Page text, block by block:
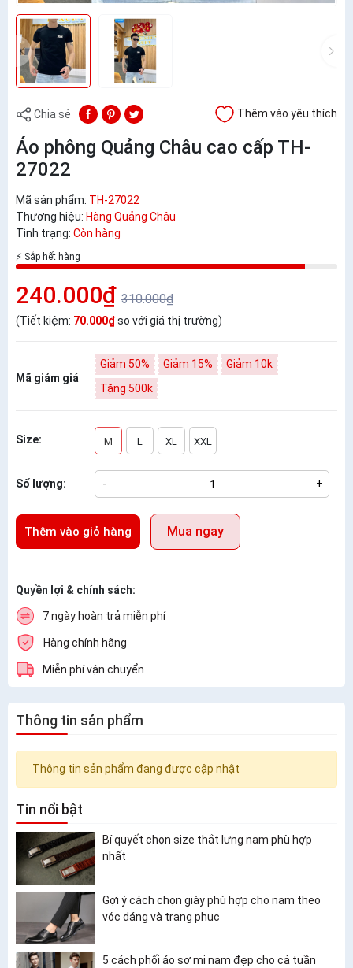
Chia sẻ Thêm vào yêu thích
Áo phông Quảng Châu cao cấp TH-
27022
Mã sản phẩm: TH-27022
Thương hiệu: Hàng Quảng Châu
Tình trạng: Còn hàng
⚡ Sắp hết hàng
240.000₫ 310.000₫
(Tiết kiệm: 70.000₫so với giá thị trường)
Mã giảm giá
Giảm 50% Giảm 15%
Giảm 10k
Tặng 500k
Size: M L XL XXL
Số lượng: - +
Thêm vào giỏ hàng Mua ngay
Quyền lợi & chính sách:
7 ngày hoàn trả miễn phí
Hàng chính hãng
Miễn phí vận chuyển
Thông tin sản phẩm
Thông tin sản phẩm đang được cập nhật
Tin nổi bật
Bí quyết chọn size thắt lưng nam phù hợp
nhất
Gợi ý cách chọn giày phù hợp cho nam theo
vóc dáng và trang phục
5 cách phối áo sơ mi nam đẹp cho cả tuần